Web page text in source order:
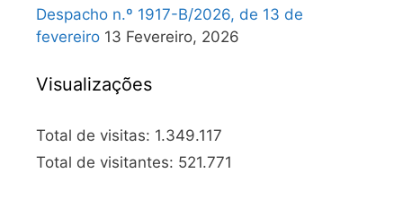
Despacho n.º 1917-B/2026, de 13 de
fevereiro 13 Fevereiro, 2026
Visualizações
Total de visitas: 1.349.117
Total de visitantes: 521.771